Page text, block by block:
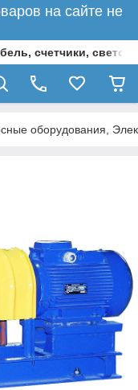
на сайте не
счетчики,
оборудования,